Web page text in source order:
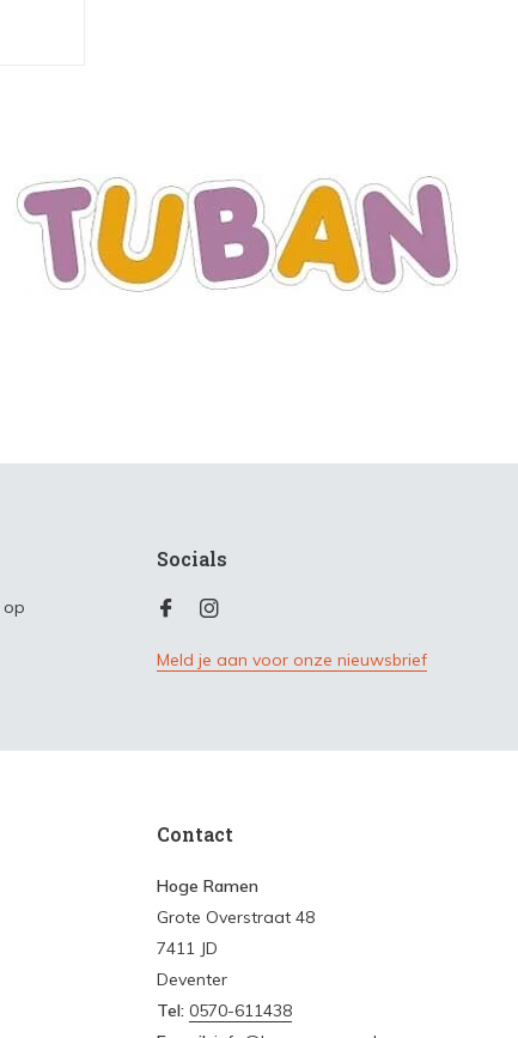
op
Socials
Meld je aan voor onze nieuwsbrief
Contact
Hoge Ramen
Grote Overstraat 48
7411 JD
Deventer
Tel: 0570-611438